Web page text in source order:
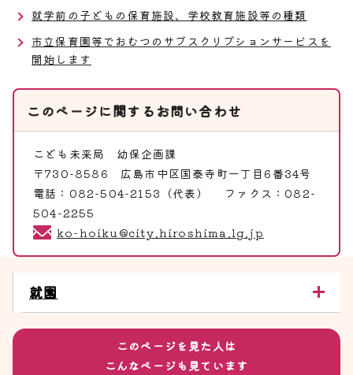
就学前の子どもの保育施設、学校教育施設等の種類
市立保育園等でおむつのサブスクリプションサービスを
開始します
このページに関する お問い合わせ
こども未来局 幼保企画課
〒730-8586 広島市中区国泰寺町一丁目6番34号
電話：082-504-2153（代表） ファクス：082-
504-2255
ko-hoiku@city.hiroshima.lg.jp
就園
このページを見た人は
こんなページも見ています